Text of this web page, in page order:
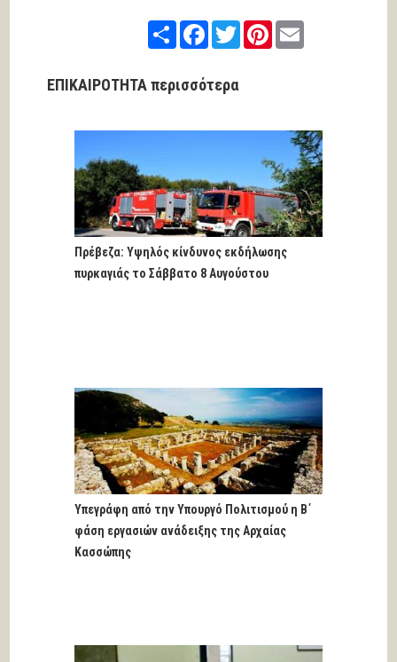
ShareFacebook
TwitterPinterestEmail
ΕΠΙΚΑΙΡΟΤΗΤΑ περισσότερα
Πρέβεζα: Υψηλός κίνδυνος εκδήλωσης
πυρκαγιάς το Σάββατο 8 Αυγούστου
Υπεγράφη από την Υπουργό Πολιτισμού η Β΄
φάση εργασιών ανάδειξης της Αρχαίας
Κασσώπης